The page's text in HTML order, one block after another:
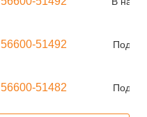
56600-51492 Под
56600-51482 Под